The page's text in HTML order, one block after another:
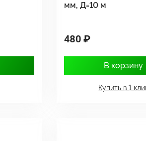
мм, Д=10 м
480 ₽
В корзину
Купить в 1